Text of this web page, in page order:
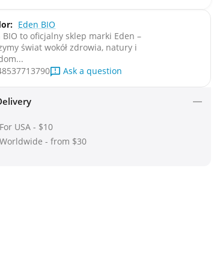
Eden BIO
BIO to oficjalny sklep marki Eden –
świat wokół zdrowia, natury i
Ask a question
USA - $10
- from $30